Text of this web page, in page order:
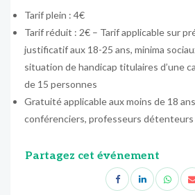
Tarif plein : 4€
Tarif réduit : 2€ – Tarif applicable sur
justificatif aux 18-25 ans, minima
situation de handicap titulaires d’une
de 15 personnes
Gratuité applicable aux moins de 18
conférenciers, professeurs détenteurs
Partagez cet événement